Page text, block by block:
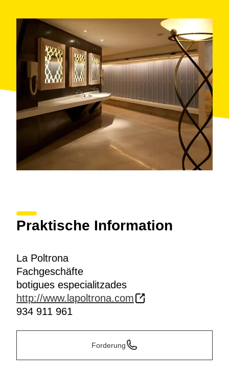
Praktische Information
La Poltrona
Fachgeschäfte
botigues especialitzades
http://www.lapoltrona.com
934 911 961
Forderung